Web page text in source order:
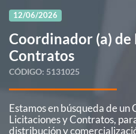
12/06/2026
Coordinador (a) de
Contratos
CÓDIGO: 5131025
Estamos en búsqueda de
Licitaciones y Contratos,
distribución y